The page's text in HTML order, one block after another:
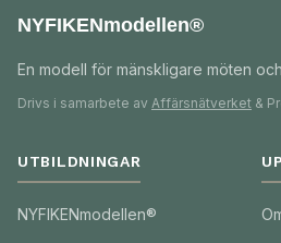
NYFIKENmodellen®
En modell för mänskligare möten
Drivs i samarbete av Affärsnätverket &
UTBILDNINGAR
NYFIKENmodellen®